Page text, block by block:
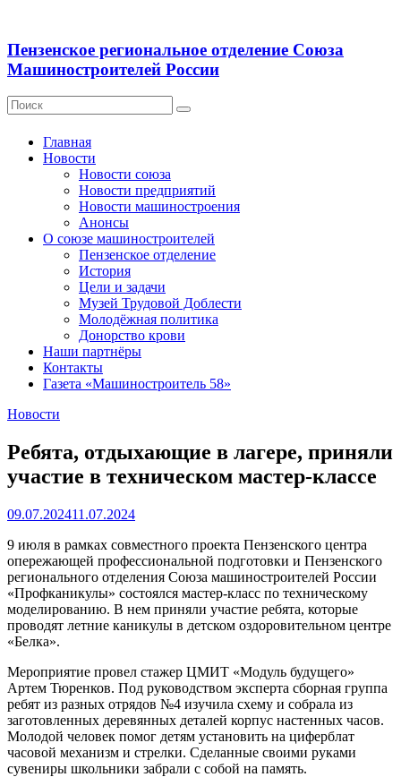
Пензенское региональное отделение Союза
Машиностроителей России
Главная
Новости
Новости союза
Новости предприятий
Новости машиностроения
Анонсы
О союзе машиностроителей
Пензенское отделение
История
Цели и задачи
Музей Трудовой Доблести
Молодёжная политика
Донорство крови
Наши партнёры
Контакты
Газета «Машиностроитель 58»
Новости
Ребята, отдыхающие в лагере, приняли
участие в техническом мастер-классе
09.07.202411.07.2024
9 июля в рамках совместного проекта Пензенского центра
опережающей профессиональной подготовки и Пензенского
регионального отделения Союза машиностроителей России
«Профканикулы» состоялся мастер-класс по техническому
моделированию. В нем приняли участие ребята, которые
проводят летние каникулы в детском оздоровительном центре
«Белка».
Мероприятие провел стажер ЦМИТ «Модуль будущего»
Артем Тюренков. Под руководством эксперта сборная группа
ребят из разных отрядов №4 изучила схему и собрала из
заготовленных деревянных деталей корпус настенных часов.
Молодой человек помог детям установить на циферблат
часовой механизм и стрелки. Сделанные своими руками
сувениры школьники забрали с собой на память.